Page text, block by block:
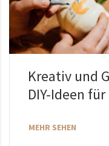
Kreativ und
DIY-Ideen
MEHR SEHEN